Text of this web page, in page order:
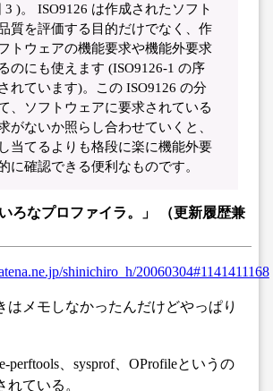
3 )。 ISO9126 は作成されたソフト
質を評価する目的だけでなく、作
トウェアの機能要求や機能外要求
のにも使えます (ISO9126-1 の序
れています)。この ISO9126 の分
、ソフトウェアに要求されている
がないか照らし合わせていくと、
当てるよりも格段に楽に機能外要
に確認できる便利なものです。
ろなプロファイラ。」 （更新履歴兼
shinichiro_h/20060304#1141411168
はメモしなかったんだけどやっぱり
perftools、sysprof、OProfileというの
れている。